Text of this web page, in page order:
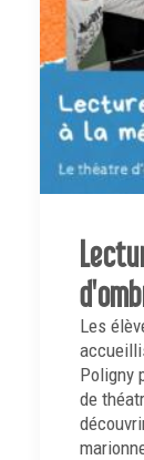
Les
Poligny
de